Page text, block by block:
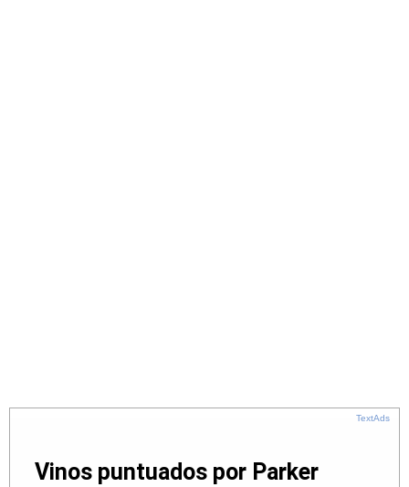
TextAds
Vinos puntuados por Parker